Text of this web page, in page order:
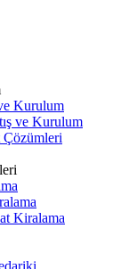
Kurulum
ve Kurulum
Çözümleri
Kiralama